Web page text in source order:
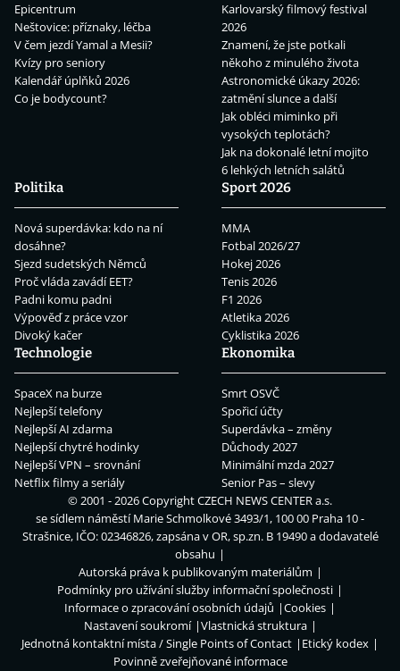
Epicentrum
Neštovice: příznaky, léčba
V čem jezdí Yamal a Mesii?
Kvízy pro seniory
Kalendář úplňků 2026
Co je bodycount?
Karlovarský filmový festival
2026
Znamení, že jste potkali
někoho z minulého života
Astronomické úkazy 2026:
zatmění slunce a další
Jak obléci miminko při
vysokých teplotách?
Jak na dokonalé letní mojito
6 lehkých letních salátů
Politika
Nová superdávka: kdo na ní
dosáhne?
Sjezd sudetských Němců
Proč vláda zavádí EET?
Padni komu padni
Výpověď z práce vzor
Divoký kačer
Sport 2026
MMA
Fotbal 2026/27
Hokej 2026
Tenis 2026
F1 2026
Atletika 2026
Cyklistika 2026
Technologie
SpaceX na burze
Nejlepší telefony
Nejlepší AI zdarma
Nejlepší chytré hodinky
Nejlepší VPN – srovnání
Netflix filmy a seriály
Ekonomika
Smrt OSVČ
Spořicí účty
Superdávka – změny
Důchody 2027
Minimální mzda 2027
Senior Pas – slevy
© 2001 - 2026 CopyrightCZECH NEWS CENTER a.s.
se sídlem náměstí Marie Schmolkové 3493/1, 100 00 Praha 10 -
Strašnice, IČO: 02346826, zapsána v OR, sp.zn. B 19490 a dodavatelé
obsahu
Autorská práva k publikovaným materiálům
Podmínky pro užívání služby informační společnosti
Informace o zpracování osobních údajů
Cookies
Nastavení soukromí
Vlastnická struktura
Jednotná kontaktní místa / Single Points of Contact
Etický kodex
Povinně zveřejňované informace